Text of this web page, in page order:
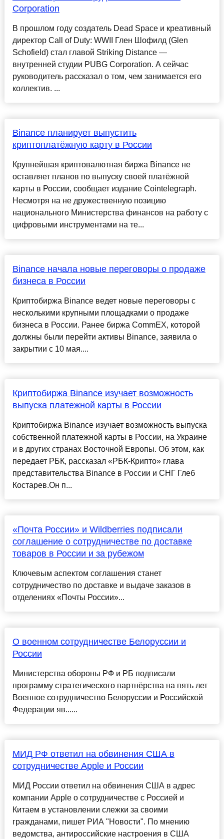
Corporation
В прошлом году создатель Dead Space и креативный
директор Call of Duty: WWII Глен Шофилд (Glen
Schofield) стал главой Striking Distance —
внутренней студии PUBG Corporation. А сейчас
руководитель рассказал о том, чем занимается его
коллектив. ...
Binance планирует выпустить
криптоплатёжную карту в России
Крупнейшая криптовалютная биржа Binance не
оставляет планов по выпуску своей платёжной
карты в России, сообщает издание Cointelegraph.
Несмотря на не дружественную позицию
национального Министерства финансов на работу с
цифровыми инструментами на те...
Binance начала новые переговоры о продаже
бизнеса в России
Криптобиржа Binance ведет новые переговоры с
несколькими крупными площадками о продаже
бизнеса в России. Ранее биржа CommEX, которой
должны были перейти активы Binance, заявила о
закрытии с 10 мая....
Криптобиржа Binance изучает возможность
выпуска платежной карты в России
Криптобиржа Binance изучает возможность выпуска
собственной платежной карты в России, на Украине
и в других странах Восточной Европы. Об этом, как
передает РБК, рассказал «РБК-Крипто» глава
представительства Binance в России и СНГ Глеб
Костарев.Он п...
«Почта России» и Wildberries подписали
соглашение о сотрудничестве по доставке
товаров в России и за рубежом
Ключевым аспектом соглашения станет
сотрудничество по доставке и выдаче заказов в
отделениях «Почты России»...
О военном сотрудничестве Белоруссии и
России
Министерства обороны РФ и РБ подписали
программу стратегического партнёрства на пять лет
Военное сотрудничество Белоруссии и Российской
Федерации яв......
МИД РФ ответил на обвинения США в
сотрудничестве Apple и России
МИД России ответил на обвинения США в адрес
компании Apple о сотрудничестве с Россией и
Китаем в установлении слежки за своими
гражданами, пишет РИА "Новости". По мнению
ведомства, антироссийские настроения в США